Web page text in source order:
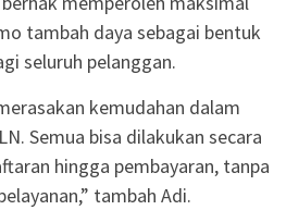
tambah daya sebagai bentuk
seluruh pelanggan.
kemudahan dalam
Semua bisa dilakukan secara
hingga pembayaran, tanpa
tambah Adi.